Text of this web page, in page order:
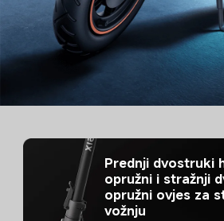
Prednji dvostruki
opružni i stražnji
opružni ovjes za
vožnju